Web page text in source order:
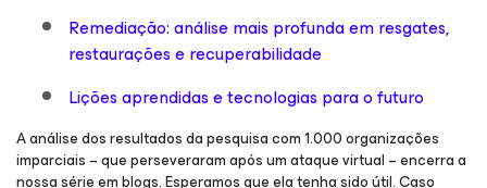
Remediação: análise mais profunda em resgates,
restaurações e recuperabilidade
Lições aprendidas e tecnologias para o futuro
A análise dos resultados da pesquisa com 1.000 organizações
imparciais – que perseveraram após um ataque virtual – encerra a
nossa série em blogs. Esperamos que ela tenha sido útil. Caso